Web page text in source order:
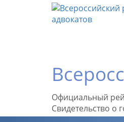
Официальный
Свидетельство о